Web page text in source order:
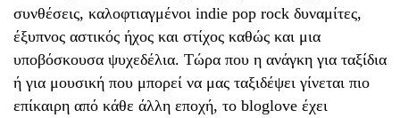
συνθέσεις, καλοφτιαγμένοι indie pop rock δυναμίτες,
έξυπνος αστικός ήχος και στίχος καθώς και μια
υποβόσκουσα ψυχεδέλια. Τώρα που η ανάγκη για ταξίδια
ή για μουσική που μπορεί να μας ταξιδέψει γίνεται πιο
επίκαιρη από κάθε άλλη εποχή, το bloglοve έχει